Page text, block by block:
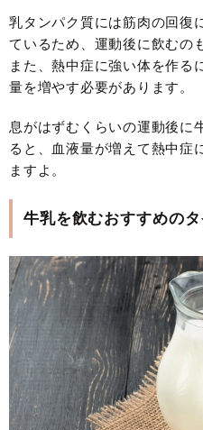
乳タンパク質には筋肉の回復
ているため、運動後に飲むの
また、熱中症に強い体を作る
量を増やす必要があります。
息がはずむくらいの運動後に
ると、血液量が増えて熱中症
ますよ。
牛乳を飲むおすすめの